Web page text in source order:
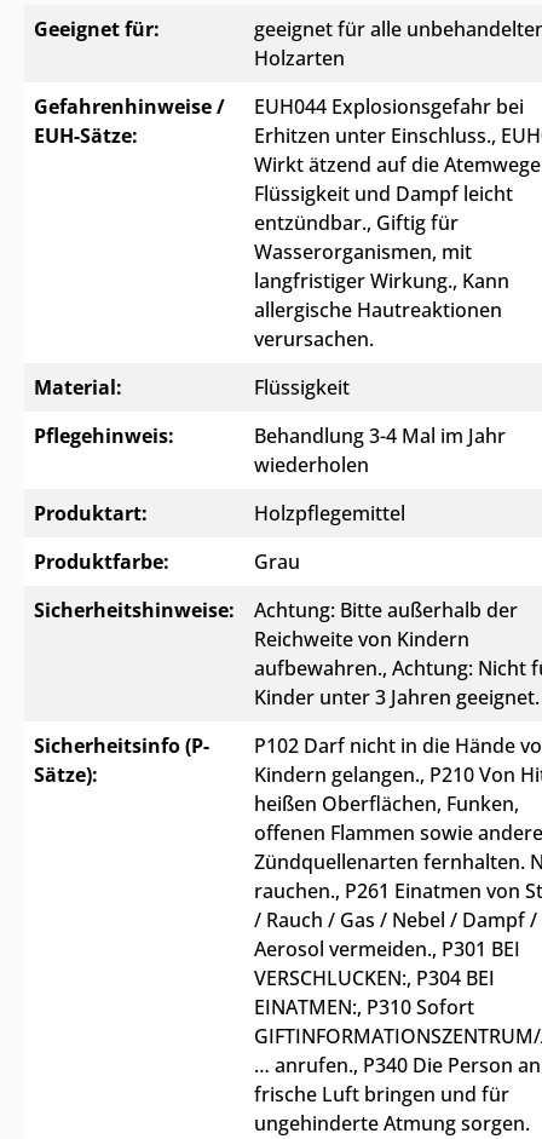
Geeignet für:
geeignet für alle
Holzarten
Gefahrenhinweise /
EUH-Sätze:
EUH044 Explosionsgefahr bei
Erhitzen unter Einschluss.,
Wirkt ätzend auf die
Flüssigkeit und Dampf leicht
entzündbar., Giftig für
Wasserorganismen, mit
langfristiger Wirkung., Kann
allergische Hautreaktionen
verursachen.
Material:
Flüssigkeit
Pflegehinweis:
Behandlung 3-4 Mal im Jahr
wiederholen
Produktart:
Holzpflegemittel
Produktfarbe:
Grau
Sicherheitshinweise:
Achtung: Bitte außerhalb der
Reichweite von Kindern
aufbewahren., Achtung: Nicht
Kinder unter 3 Jahren geeignet.
Sicherheitsinfo (P-
Sätze):
P102 Darf nicht in die Hände
Kindern gelangen., P210 Von
heißen Oberflächen, Funken,
offenen Flammen sowie
Zündquellenarten fernhalten.
rauchen., P261 Einatmen von
/ Rauch / Gas / Nebel / Dampf /
Aerosol vermeiden., P301 BEI
VERSCHLUCKEN:, P304 BEI
EINATMEN:, P310 Sofort
… anrufen., P340 Die Person
frische Luft bringen und für
ungehinderte Atmung sorgen.